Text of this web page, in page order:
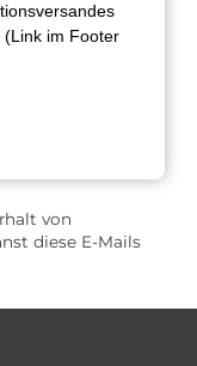
im Footer
von
diese E-Mails